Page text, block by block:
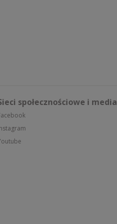
społecznościowe i media